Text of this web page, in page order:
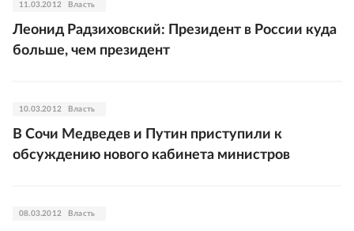
11.03.2012 Власть
Леонид Радзиховский: Президент в России куда
больше, чем президент
10.03.2012 Власть
В Сочи Медведев и Путин приступили к
обсуждению нового кабинета министров
08.03.2012 Власть